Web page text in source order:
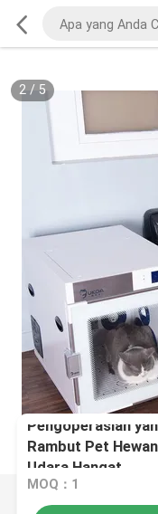
2/ 5
Pengoperasian
Rambut Pet
Udara Hangat
MOQ：1